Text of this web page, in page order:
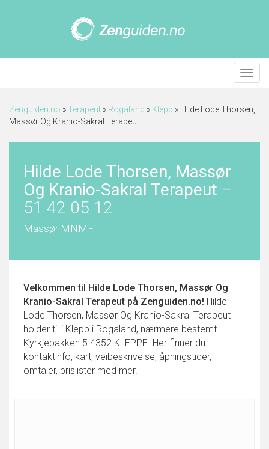
Meny
Zenguiden.no »Terapeut » Rogaland » Klepp » Hilde Lode Thorsen,
Massør Og Kranio-Sakral Terapeut
Hilde Lode Thorsen, Massør
Og Kranio-Sakral Terapeut –
51 42 05 12
Massør MNMF
Velkommen til Hilde Lode Thorsen, Massør Og
Kranio-Sakral Terapeut på Zenguiden.no! Hilde
Lode Thorsen, Massør Og Kranio-Sakral Terapeut
holder til i Klepp i Rogaland, nærmere bestemt
Kyrkjebakken 5 4352 KLEPPE. Her finner du
kontaktinfo, kart, veibeskrivelse, åpningstider,
omtaler, prislister med mer.